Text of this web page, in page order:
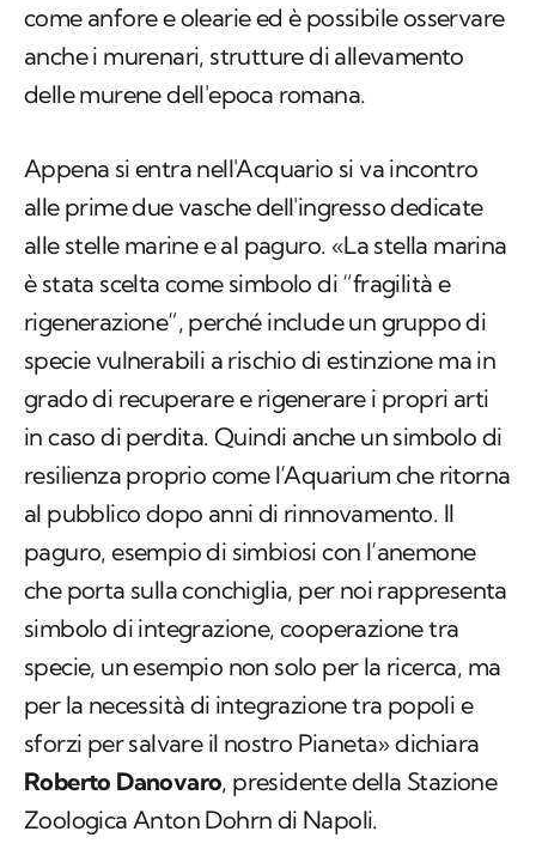
come anfore e olearie ed è possibile osservare
anche i murenari, strutture di allevamento
delle murene dell'epoca romana.
Appena si entra nell'Acquario si va incontro
alle prime due vasche dell'ingresso dedicate
alle stelle marine e al paguro. «La stella marina
è stata scelta come simbolo di “fragilità e
rigenerazione”, perché include un gruppo di
specie vulnerabili a rischio di estinzione ma in
grado di recuperare e rigenerare i propri arti
in caso di perdita. Quindi anche un simbolo di
resilienza proprio come l’Aquarium che ritorna
al pubblico dopo anni di rinnovamento. Il
paguro, esempio di simbiosi con l’anemone
che porta sulla conchiglia, per noi rappresenta
simbolo di integrazione, cooperazione tra
specie, un esempio non solo per la ricerca, ma
per la necessità di integrazione tra popoli e
sforzi per salvare il nostro Pianeta» dichiara
Roberto Danovaro, presidente della Stazione
Zoologica Anton Dohrn di Napoli.